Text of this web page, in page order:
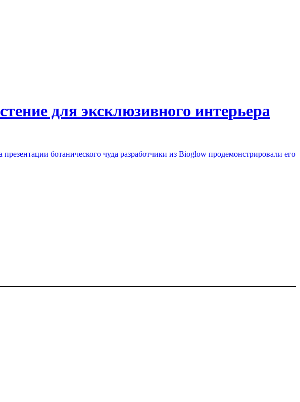
для эксклюзивного интерьера
ботанического чуда разработчики из Bioglow продемонстрировали его